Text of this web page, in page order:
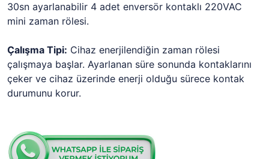
30sn ayarlanabilir 4 adet enversör kontaklı 220VAC
mini zaman rölesi.
Çalışma Tipi: Cihaz enerjilendiğin zaman rölesi
çalışmaya başlar. Ayarlanan süre sonunda kontaklarını
çeker ve cihaz üzerinde enerji olduğu sürece kontak
durumunu korur.